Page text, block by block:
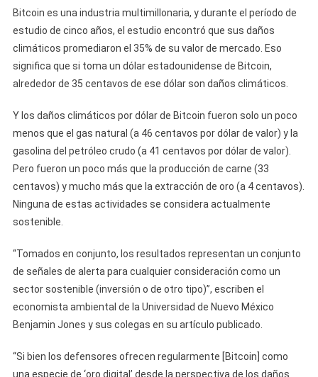
Bitcoin es una industria multimillonaria, y durante el período de
estudio de cinco años, el estudio encontró que sus daños
climáticos promediaron el 35% de su valor de mercado. Eso
significa que si toma un dólar estadounidense de Bitcoin,
alrededor de 35 centavos de ese dólar son daños climáticos.
Y los daños climáticos por dólar de Bitcoin fueron solo un poco
menos que el gas natural (a 46 centavos por dólar de valor) y la
gasolina del petróleo crudo (a 41 centavos por dólar de valor).
Pero fueron un poco más que la producción de carne (33
centavos) y mucho más que la extracción de oro (a 4 centavos).
Ninguna de estas actividades se considera actualmente
sostenible.
“Tomados en conjunto, los resultados representan un conjunto
de señales de alerta para cualquier consideración como un
sector sostenible (inversión o de otro tipo)”, escriben el
economista ambiental de la Universidad de Nuevo México
Benjamin Jones y sus colegas en su artículo publicado.
“Si bien los defensores ofrecen regularmente [Bitcoin] como
una especie de ‘oro digital’ desde la perspectiva de los daños